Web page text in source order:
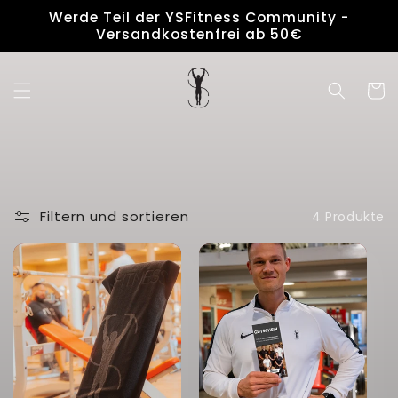
zumWerde Teil der YSFitness Community -
Versandkostenfrei ab 50€
Filtern und sortieren 4 Produkte